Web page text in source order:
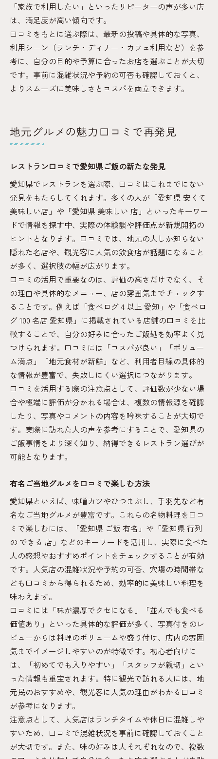
「家族で利用したい」といったリピーターの声が多い店
は、満足度が高い傾向です。
口コミをもとに選ぶ際は、最新の投稿や具体的な写真、
利用シーン（ランチ・ディナー・カフェ利用など）を参
考に、自分の目的や予算に合ったお店を選ぶことが大切
です。事前に混雑状況や予約の可否も確認しておくと、
よりスムーズに美味しさとコスパを両立できます。
地元グルメの魅力口コミで再発見
レストラン口コミで愛知県ご飯の新たな発見
愛知県でレストランを選ぶ際、口コミはこれまでにない
発見をもたらしてくれます。多くの人が「愛知県 安くて
美味しい店」や「愛知県 美味しい 店」といったキーワー
ドで情報を探す中、実際の体験談や評価点が新規開拓の
ヒントとなります。口コミでは、地元の人しか知らない
隠れた名店や、観光客に人気の飲食店が話題になること
が多く、選択肢の幅が広がります。
口コミの活用で重要なのは、評価の高さだけでなく、そ
の理由や具体的なメニュー、店の雰囲気までチェックす
ることです。例えば「食べログ 4 以上 愛知」や「食べロ
グ 100 名店 愛知県」に掲載されている店舗の口コミを比
較することで、自分の好みに合ったご飯処を効率よく見
つけられます。口コミには「コスパが良い」「ボリュー
ム満点」「地元食材が新鮮」など、利用者目線の具体的
な情報が豊富で、失敗しにくい選択につながります。
口コミを活用する際の注意点として、評価数が少ない場
合や極端に評価が分かれる場合は、複数の情報源を確認
したり、写真やコメントの内容を吟味することが大切で
す。実際に訪れた人の声を参考にすることで、愛知県の
ご飯事情をより深く知り、納得できるレストラン選びが
可能となります。
有名ご当地グルメを口コミで楽しむ方法
愛知県といえば、味噌カツやひつまぶし、手羽先など有
名なご当地グルメが豊富です。これらの名物料理を口コ
ミで楽しむには、「愛知県 ご飯 有名」や「愛知県 行列
の できる 店」などのキーワードを活用し、実際に食べた
人の感想やおすすめポイントをチェックすることが有効
です。人気店の混雑状況や予約の可否、穴場の時間帯な
ども口コミから得られるため、効率的に美味しい料理を
味わえます。
口コミには「味が濃厚でクセになる」「並んでも食べる
価値あり」といった具体的な評価が多く、写真付きのレ
ビューからは料理のボリュームや盛り付け、店内の雰囲
気までイメージしやすいのが特徴です。初心者向けに
は、「初めてでも入りやすい」「スタッフが親切」とい
った情報も重宝されます。特に観光で訪れる人には、地
元民のおすすめや、観光客に人気の理由がわかる口コミ
が参考になります。
注意点として、人気店はランチタイムや休日に混雑しや
すいため、口コミで混雑状況を事前に確認しておくこと
が大切です。また、味の好みは人それぞれなので、複数